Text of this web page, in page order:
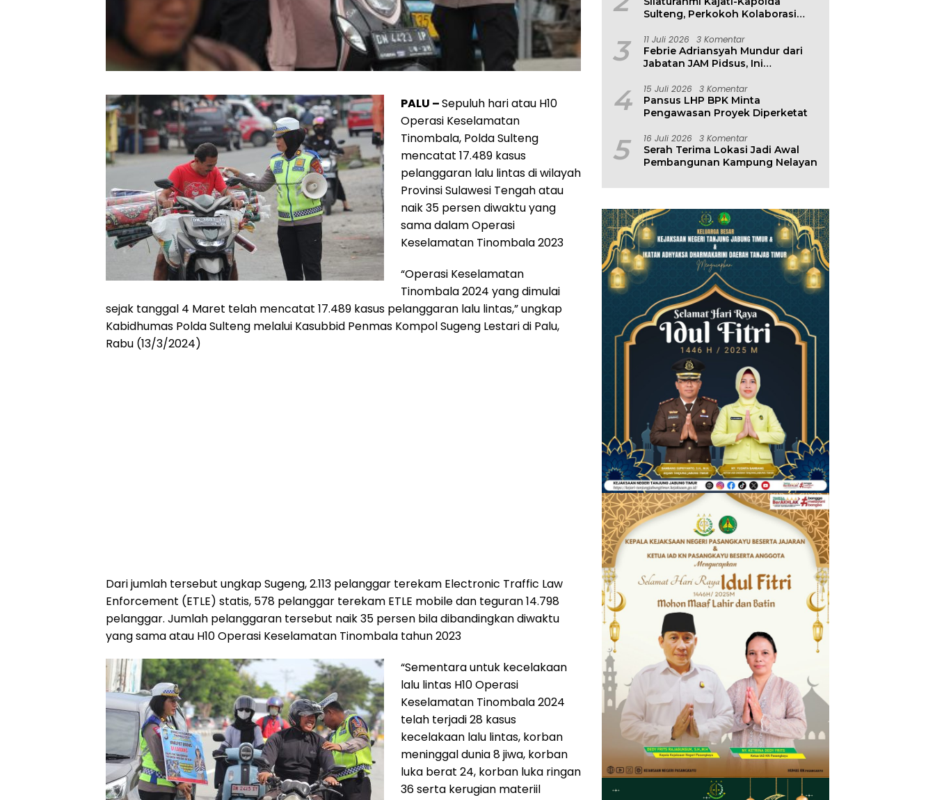
PALU –Sepuluh hari atau H10
Operasi Keselamatan
Tinombala, Polda Sulteng
mencatat 17.489 kasus
pelanggaran lalu lintas di wilayah
Provinsi Sulawesi Tengah atau
naik 35 persen diwaktu yang
sama dalam Operasi
Keselamatan Tinombala 2023
“Operasi Keselamatan
Tinombala 2024 yang dimulai
sejak tanggal 4 Maret telah mencatat 17.489 kasus pelanggaran lalu lintas,” ungkap
Kabidhumas Polda Sulteng melalui Kasubbid Penmas Kompol Sugeng Lestari di Palu,
Rabu (13/3/2024)
Dari jumlah tersebut ungkap Sugeng, 2.113 pelanggar terekam Electronic Traffic Law
Enforcement (ETLE) statis, 578 pelanggar terekam ETLE mobile dan teguran 14.798
pelanggar. Jumlah pelanggaran tersebut naik 35 persen bila dibandingkan diwaktu
yang sama atau H10 Operasi Keselamatan Tinombala tahun 2023
“Sementara untuk kecelakaan
lalu lintas H10 Operasi
Keselamatan Tinombala 2024
telah terjadi 28 kasus
kecelakaan lalu lintas, korban
meninggal dunia 8 jiwa, korban
luka berat 24, korban luka ringan
36 serta kerugian materiil
Sulteng, Perkokoh Kolaborasi
3 11 Juli 2026 3 Komentar
Febrie Adriansyah Mundur dari
Jabatan JAM Pidsus, Ini
4 15 Juli 2026 3 Komentar
Pansus LHP BPK Minta
Pengawasan Proyek Diperketat
5 16 Juli 2026 3 Komentar
Serah Terima Lokasi Jadi Awal
Pembangunan Kampung Nelayan